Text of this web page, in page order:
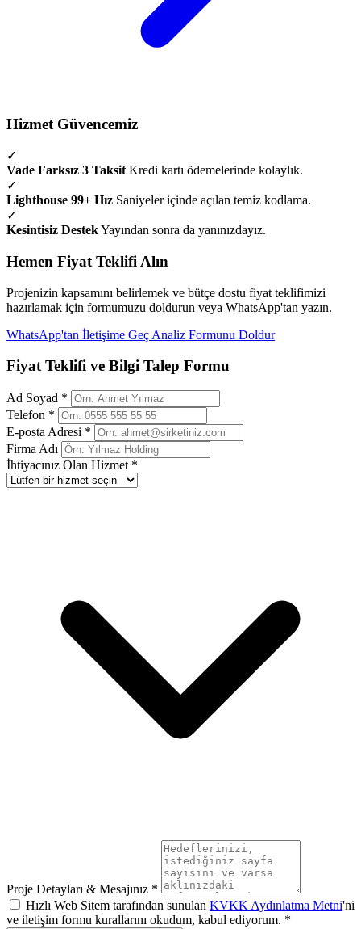
Hizmet Güvencemiz
✓
Vade Farksız 3 Taksit Kredi kartı ödemelerinde kolaylık.
✓
Lighthouse 99+ Hız Saniyeler içinde açılan temiz kodlama.
✓
Kesintisiz DestekYayından sonra da yanınızdayız.
Hemen Fiyat Teklifi Alın
Projenizin kapsamını belirlemek ve bütçe dostu fiyat teklifimizi
hazırlamak için formumuzu doldurun veya WhatsApp'tan yazın.
WhatsApp'tan İletişime Geç Analiz Formunu Doldur
Fiyat Teklifi ve Bilgi Talep Formu
Ad Soyad *
Telefon *
E-posta Adresi *
Firma Adı
İhtiyacınız Olan Hizmet *
Proje Detayları & Mesajınız *
Hızlı Web Sitem tarafından sunulan KVKK Aydınlatma Metni'ni
ve iletişim formu kurallarını okudum, kabul ediyorum. *